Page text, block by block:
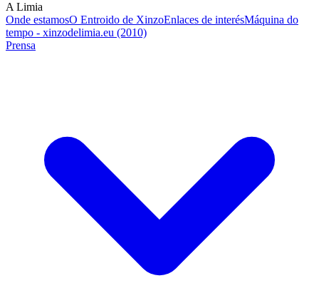
A Limia
Onde estamosO Entroido de XinzoEnlaces de interésMáquina do
tempo - xinzodelimia.eu (2010)
Prensa